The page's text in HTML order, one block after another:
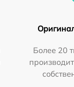
Более 20